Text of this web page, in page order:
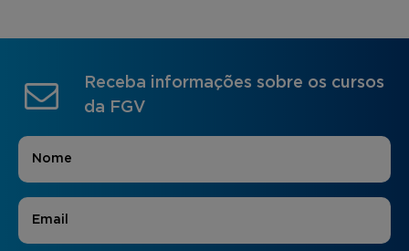
Receba informações sobre os cursos
da FGV
Nome
E-mail